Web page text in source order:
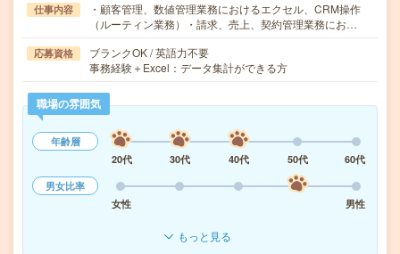
仕事内容
・顧客管理、数値管理業務におけるエクセル、CRM操作
（ルーティン業務）・請求、売上、契約管理業務にお…
応募資格
ブランクOK / 英語力不要
事務経験＋Excel：データ集計ができる方
職場の雰囲気
年齢層
20代
30代 40代 50代
60代
男女比率
女性
男性
もっと見る